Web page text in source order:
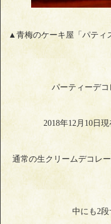
▲青梅のケーキ屋「パティ
パーティーデコ
2018年12月10日
通常の生クリームデコレ
中にも2段